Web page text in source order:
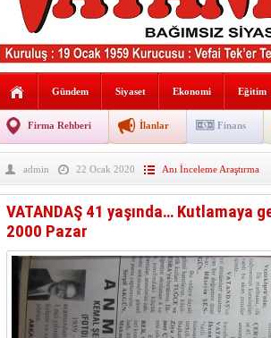
NÖBETÇİ ECZANELER
Okullarda yeni dönem: Yönetmelik
değişti
taşınıyor
Hafif ticari araç takla attı! 2’si
“Yaz Seninle Güzel” doğa yürüyüşü
Gündem Siyaset Ekonomi Eğitim
Firma Rehberi İlanlar Finans
admin 22 Ocak 2020 Anı İnceleme Araştırma
VATANDAŞ 41 yaşında… Kutlamaya
2000 Pazar